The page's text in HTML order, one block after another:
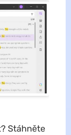
Stáhněte